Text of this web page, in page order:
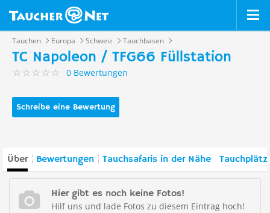
Tauchen Europa Schweiz Tauchbasen
TC Napoleon / TFG66 Füllstation
0 Bewertungen
Schreibe eine Bewertung
Über Bewertungen Tauchsafaris in der Nähe
Hier gibt es noch keine Fotos!
Hilf uns und lade Fotos zu diesem Eintrag hoch!